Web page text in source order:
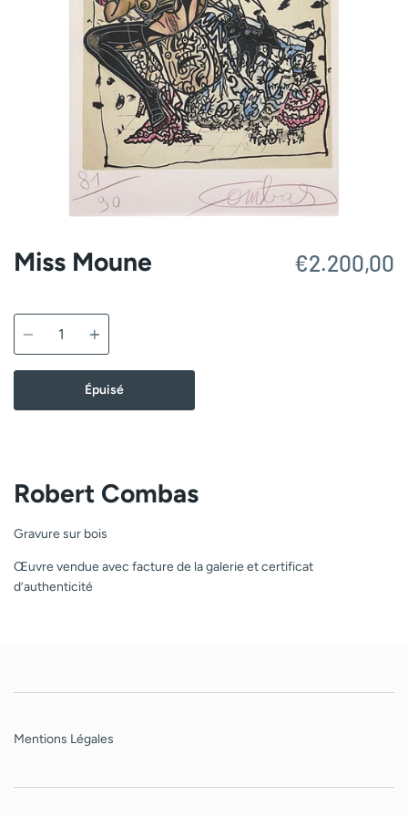
Miss Moune €2.200,00
Quantité
Épuisé
Robert Combas
Gravure sur bois
Œuvre vendue avec facture de la galerie et certificat
d’authenticité
Mentions Légales